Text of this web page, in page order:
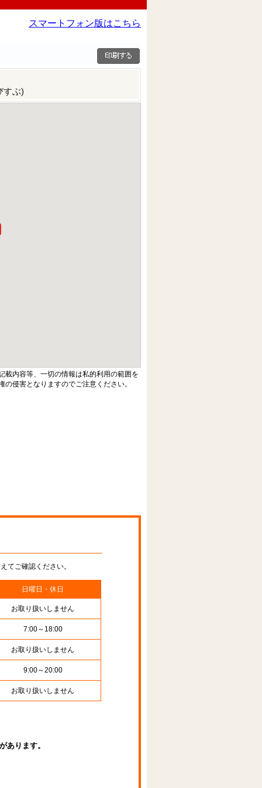
スマートフォン版はこちら
すぶ)
載内容等、一切の情報は私的利用の範囲を
侵害となりますのでご注意ください。
てご確認ください。
日曜日・休日
お取り扱いしません
7:00～18:00
お取り扱いしません
9:00～20:00
お取り扱いしません
あります。